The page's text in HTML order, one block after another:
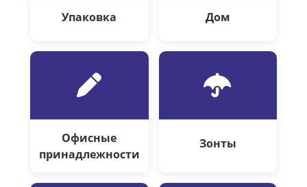
Упаковка Дом
Офисные
принадлежности
Зонты